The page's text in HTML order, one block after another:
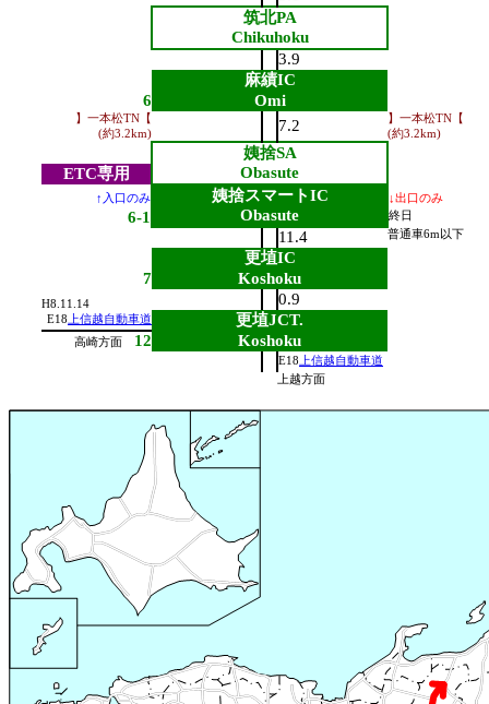
筑北PA
Chikuhoku
3.9
麻績IC
6
Omi
】一本松TN【
(約3.2km)
7.2
】一本松TN【
(約3.2km)
姨捨SA
ETC専用
Obasute
↑入口のみ 姨捨スマートIC ↓出口のみ
6-1 Obasute 終日
11.4 普通車6m以下
更埴IC
7
Koshoku
H8.11.14 0.9
E18 上信越自動車道 更埴JCT.
高崎方面 12 Koshoku
E18 上信越自動車道
上越方面